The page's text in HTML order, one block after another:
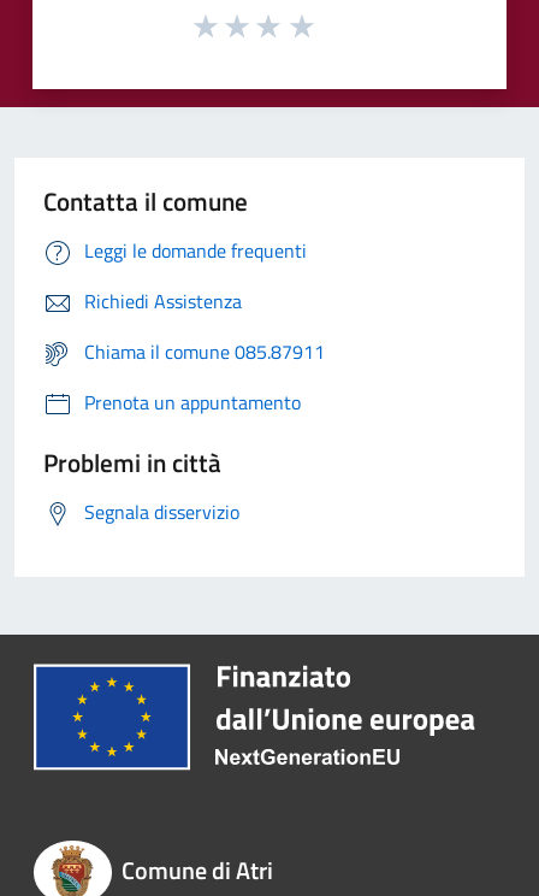
Contatta il comune
Leggi le domande frequenti
Richiedi Assistenza
Chiama il comune 085.87911
Prenota un appuntamento
Problemi in città
Segnala disservizio
Comune di Atri